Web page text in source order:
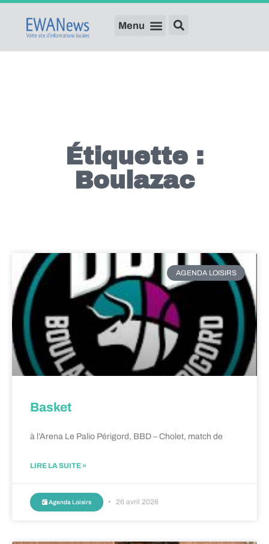
Étiquette :
Boulazac
AGENDA LOISIRS
Basket
à l’Arena Le Palio Périgord, BBD – Cholet, match de
LIRE LA SUITE »
Agenda Loisirs 26 avril 2026